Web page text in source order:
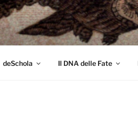
deSchola Il DNA delle Fate